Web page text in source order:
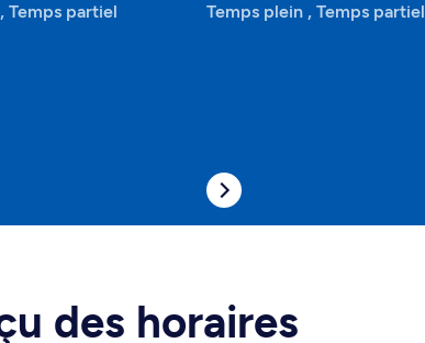
Temps partiel
Temps plein , Temps partiel
des horaires